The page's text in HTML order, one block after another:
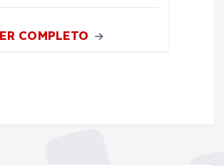
COMPLETO